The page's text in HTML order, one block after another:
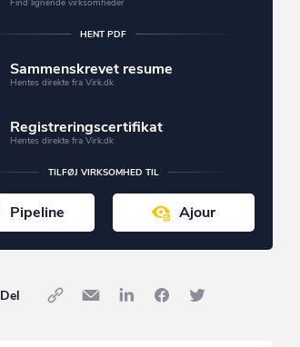
Find lignende virksomheder
HENT PDF
Sammenskrevet resume
Hentes direkte fra Virk.dk
Registreringscertifikat
Hentes direkte fra Virk.dk
TILFØJ VIRKSOMHED TIL
Pipeline Ajour
Del